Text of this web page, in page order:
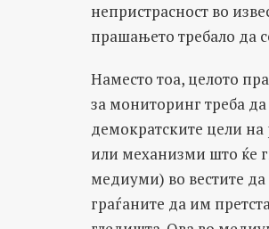
непристрасност во
прашањето требало да
Наместо тоа, целото
за мониторинг треба
демократските цели на
или механизми што ќе
медиуми) во вестите да
граѓаните да им